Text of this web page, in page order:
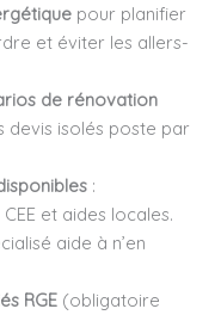
pour planifier
et éviter les allers-
de rénovation
devis isolés poste par
:
et aides locales.
aide à n’en
RGE (obligatoire